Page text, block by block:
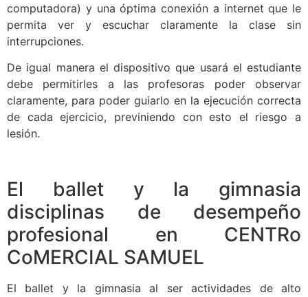
computadora) y una óptima conexión a internet que le
permita ver y escuchar claramente la clase sin
interrupciones.
De igual manera el dispositivo que usará el estudiante
debe permitirles a las profesoras poder observar
claramente, para poder guiarlo en la ejecución correcta
de cada ejercicio, previniendo con esto el riesgo a
lesión.
El ballet y la gimnasia
disciplinas de desempeño
profesional en CENTRo
CoMERCIAL SAMUEL
El ballet y la gimnasia al ser actividades de alto